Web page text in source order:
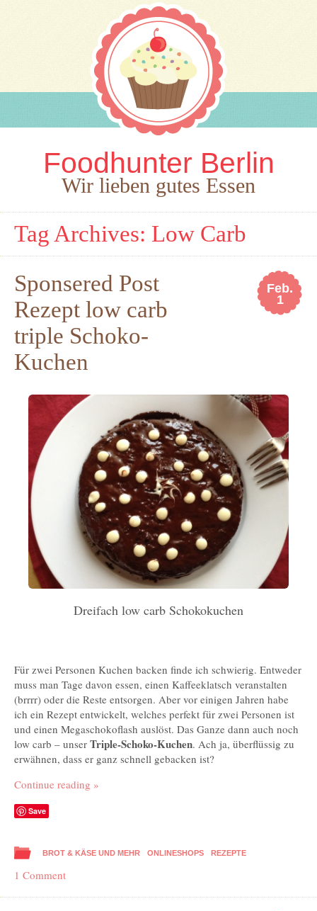
Foodhunter Berlin
Wir lieben gutes Essen
Tag Archives: Low Carb
Feb.
1
Sponsered Post
Rezept low carb
triple Schoko-
Kuchen
Dreifach low carb Schokokuchen
Für zwei Personen Kuchen backen finde ich schwierig. Entweder
muss man Tage davon essen, einen Kaffeeklatsch veranstalten
(brrrr) oder die Reste entsorgen. Aber vor einigen Jahren habe
ich ein Rezept entwickelt, welches perfekt für zwei Personen ist
und einen Megaschokoflash auslöst. Das Ganze dann auch noch
low carb – unser Triple-Schoko-Kuchen. Ach ja, überflüssig zu
erwähnen, dass er ganz schnell gebacken ist?
Continue reading »
Save
BROT & KÄSE UND MEHR ONLINESHOPS REZEPTE
1 Comment